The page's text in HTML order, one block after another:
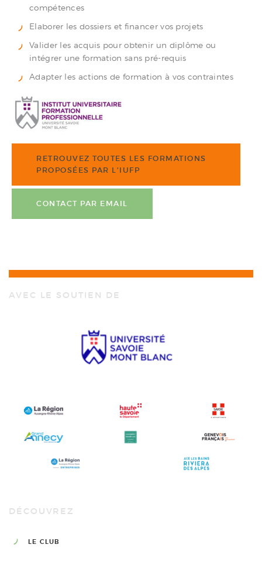
compétences
Elaborer les dossiers et financer vos projets
Valider les acquis pour obtenir un diplôme ou
intégrer une formation sans pré-requis
Adapter les actions de formation à vos contraintes
RETROUVEZ TOUTES LES FORMATIONS
PROPOSÉES PAR L’IUFP
CONTACT PAR EMAIL
AVEC LE SOUTIEN DE
DÉCOUVREZ
LE CLUB